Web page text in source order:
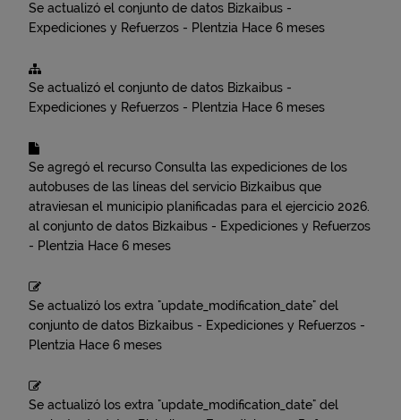
Se actualizó el conjunto de datos Bizkaibus -
Expediciones y Refuerzos - Plentzia Hace 6 meses
Se actualizó el conjunto de datos Bizkaibus -
Expediciones y Refuerzos - Plentzia Hace 6 meses
Se agregó el recurso Consulta las expediciones de los
autobuses de las líneas del servicio Bizkaibus que
atraviesan el municipio planificadas para el ejercicio 2026.
al conjunto de datos Bizkaibus - Expediciones y Refuerzos
- Plentzia Hace 6 meses
Se actualizó los extra "update_modification_date" del
conjunto de datos Bizkaibus - Expediciones y Refuerzos -
Plentzia Hace 6 meses
Se actualizó los extra "update_modification_date" del